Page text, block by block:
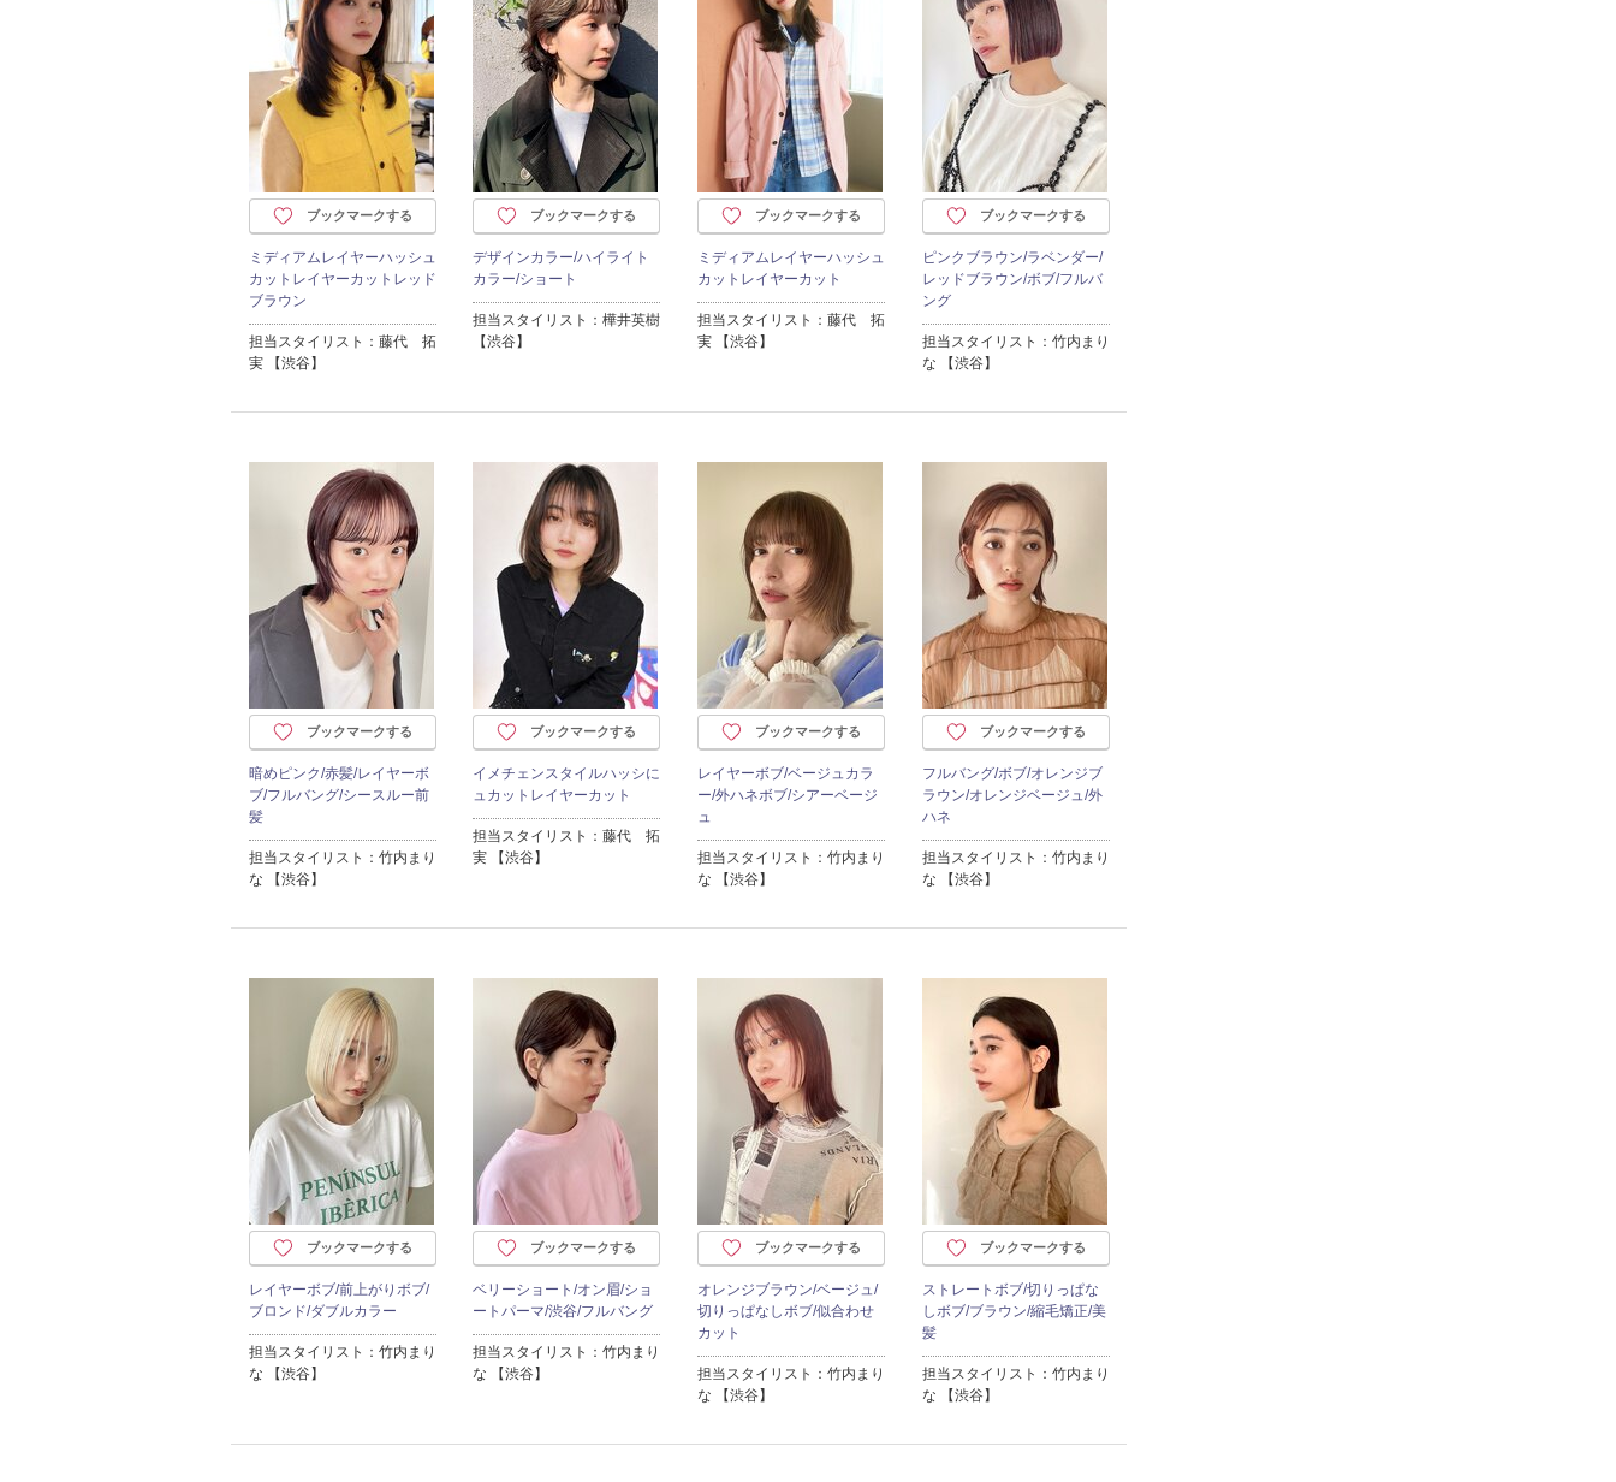
ブックマークする
ミディアムレイヤーハッシュ
カットレイヤーカットレッド
ブラウン
担当スタイリスト：藤代 拓
実 【渋谷】
ブックマークする
デザインカラー/ハイライト
カラー/ショート
担当スタイリスト：樺井英樹
【渋谷】
ブックマークする
ミディアムレイヤーハッシュ
カットレイヤーカット
担当スタイリスト：藤代 拓
実 【渋谷】
ブックマークする
ピンクブラウン/ラベンダー/
レッドブラウン/ボブ/フルバ
ング
担当スタイリスト：竹内まり
な 【渋谷】
ブックマークする
暗めピンク/赤髪/レイヤーボ
ブ/フルバング/シースルー前
髪
担当スタイリスト：竹内まり
な 【渋谷】
ブックマークする
イメチェンスタイルハッシに
ュカットレイヤーカット
担当スタイリスト：藤代 拓
実 【渋谷】
ブックマークする
レイヤーボブ/ベージュカラ
ー/外ハネボブ/シアーベージ
ュ
担当スタイリスト：竹内まり
な 【渋谷】
ブックマークする
フルバング/ボブ/オレンジブ
ラウン/オレンジベージュ/外
ハネ
担当スタイリスト：竹内まり
な 【渋谷】
ブックマークする
レイヤーボブ/前上がりボブ/
ブロンド/ダブルカラー
担当スタイリスト：竹内まり
な 【渋谷】
ブックマークする
ベリーショート/オン眉/ショ
ートパーマ/渋谷/フルバング
担当スタイリスト：竹内まり
な 【渋谷】
ブックマークする
オレンジブラウン/ベージュ/
切りっぱなしボブ/似合わせ
カット
担当スタイリスト：竹内まり
な 【渋谷】
ブックマークする
ストレートボブ/切りっぱな
しボブ/ブラウン/縮毛矯正/美
髪
担当スタイリスト：竹内まり
な 【渋谷】